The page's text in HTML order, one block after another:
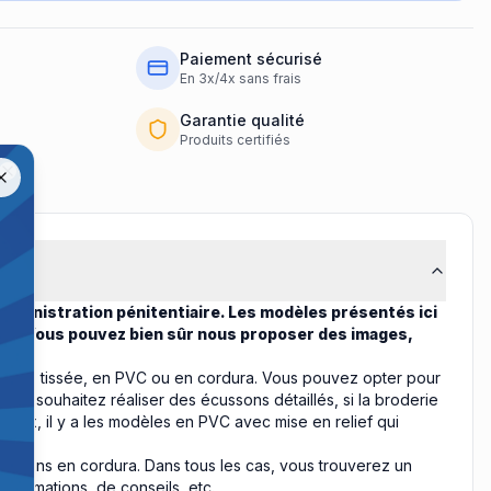
Paiement sécurisé
En 3x/4x sans frais
Garantie qualité
Produits certifiés
pénitentiaire. Les modèles présentés ici
Vous pouvez bien sûr nous proposer des images,
tissée, en PVC ou en cordura. Vous pouvez opter pour
souhaitez réaliser des écussons détaillés, si la broderie
il y a les modèles en PVC avec mise en relief qui
en cordura. Dans tous les cas, vous trouverez un
de conseils, etc.
Close